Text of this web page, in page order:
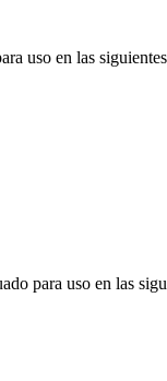
uso en las
para uso en las